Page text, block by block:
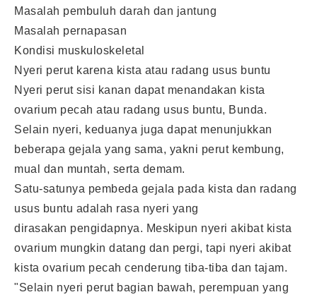
Masalah pembuluh darah dan jantung
Masalah pernapasan
Kondisi muskuloskeletal
Nyeri perut karena kista atau radang usus buntu
Nyeri perut sisi kanan dapat menandakan kista
ovarium pecah atau radang usus buntu, Bunda.
Selain nyeri, keduanya juga dapat menunjukkan
beberapa gejala yang sama, yakni perut kembung,
mual dan muntah, serta demam.
Satu-satunya pembeda gejala pada kista dan radang
usus buntu adalah rasa nyeri yang
dirasakan pengidapnya. Meskipun nyeri akibat kista
ovarium mungkin datang dan pergi, tapi nyeri akibat
kista ovarium pecah cenderung tiba-tiba dan tajam.
"Selain nyeri perut bagian bawah, perempuan yang